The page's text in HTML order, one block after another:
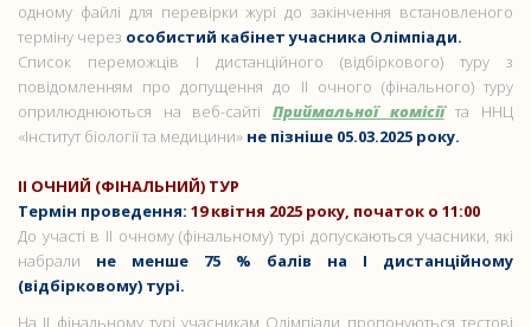
одному файлі для перевірки журі до закінчення встановленого
терміну через особистий кабінет учасника Олімпіади.
Список переможців І дистанційного (відбіркового) туру з
повідомленням про допущення до ІІ очного (фінального) туру
оприлюднюються на веб-сайті Приймальної комісіїта ННЦ
«Інститут біології та медицини» не пізніше 05.03.2025 року.
ІІ ОЧНИЙ (ФІНАЛЬНИЙ) ТУР
Термін проведення: 19 квітня 2025 року, початок о 11:00
До участі в ІІ очному (фінальному) турі допускаються учасники, які
набрали не менше 75 % балів на І дистанційному
(відбірковому) турі.
На ІІ фінальному турі учасникам Олімпіади пропонуються тестові